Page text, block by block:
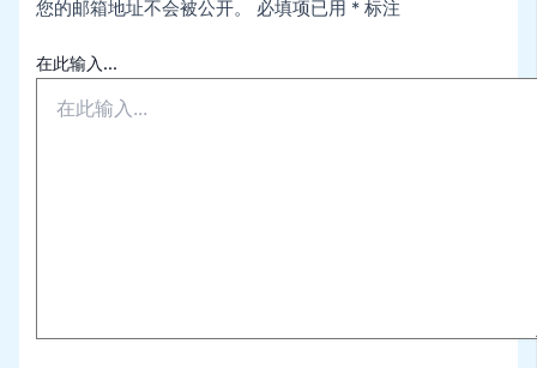
您的邮箱地址不会被公开。 必填项已用 * 标注
在此输入...